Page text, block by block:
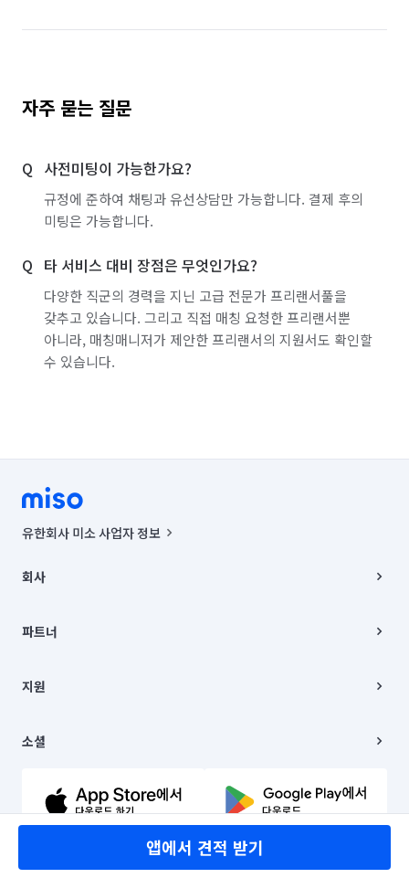
자주 묻는 질문
사전미팅이 가능한가요?
규정에 준하여 채팅과 유선상담만 가능합니다. 결제 후의
미팅은 가능합니다.
타 서비스 대비 장점은 무엇인가요?
다양한 직군의 경력을 지닌 고급 전문가 프리랜서풀을
갖추고 있습니다. 그리고 직접 매칭 요청한 프리랜서뿐
아니라, 매칭매니저가 제안한 프리랜서의 지원서도 확인할
수 있습니다.
앱에서 견적 받기
유한회사 미소 사업자 정보
00019 |
주소 | 본사: 서울특별시 종로구 율곡로 6(중학동, 트윈트리빌딩) B동 5층
컨택센터 : 서울특별시 종로구 수송동 율곡로 24, 7층, 8층 미소
상품, 상품정보, 거래에 관한 의무와 책임은 거래당사자에게 있습니다.
언론 보도 관련 문의:
© 유한회사 미소. Miso, Inc. All Rights Reserved.
회사
채용
파트너
이사
지원
이용약관
문의하기
소셜
유튜브